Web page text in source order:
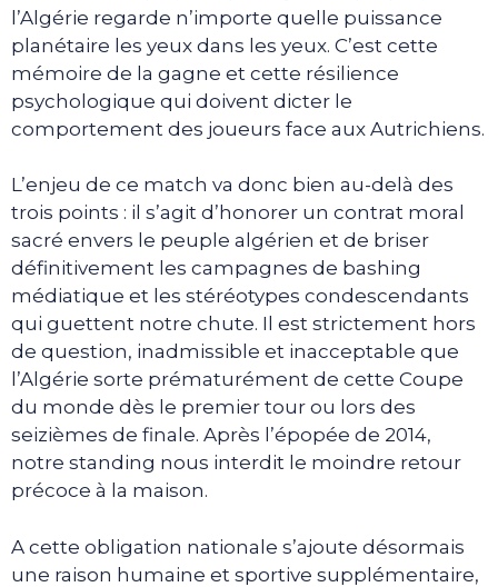
l’Algérie regarde n’importe quelle puissance
planétaire les yeux dans les yeux. C’est cette
mémoire de la gagne et cette résilience
psychologique qui doivent dicter le
comportement des joueurs face aux Autrichiens.
L’enjeu de ce match va donc bien au-delà des
trois points : il s’agit d’honorer un contrat moral
sacré envers le peuple algérien et de briser
définitivement les campagnes de bashing
médiatique et les stéréotypes condescendants
qui guettent notre chute. Il est strictement hors
de question, inadmissible et inacceptable que
l’Algérie sorte prématurément de cette Coupe
du monde dès le premier tour ou lors des
seizièmes de finale. Après l’épopée de 2014,
notre standing nous interdit le moindre retour
précoce à la maison.
A cette obligation nationale s’ajoute désormais
une raison humaine et sportive supplémentaire,